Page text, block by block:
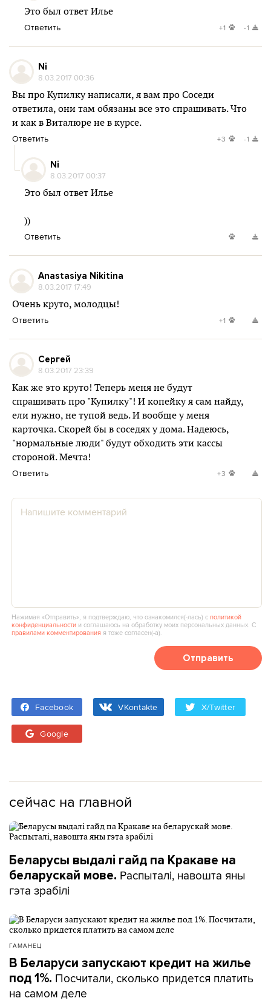
Это был ответ Илье
Ответить +1 -1
Ni
8.03.2017 00:36
Вы про Купилку написали, я вам про Соседи
ответила, они там обязаны все это спрашивать. Что
и как в Виталюре не в курсе.
Ответить +3 -1
Ni
8.03.2017 00:37
Это был ответ Илье
))
Ответить
Anastasiya Nikitina
8.03.2017 17:49
Очень круто, молодцы!
Ответить +1
Сергей
8.03.2017 23:39
Как же это круто! Теперь меня не будут
спрашивать про "Купилку"! И копейку я сам найду,
ели нужно, не тупой ведь. И вообще у меня
карточка. Скорей бы в соседях у дома. Надеюсь,
"нормальные люди" будут обходить эти кассы
стороной. Мечта!
Ответить +3
Нажимая «Отправить», я подтверждаю, что ознакомился(‑лась) сполитикой
конфиденциальности и соглашаюсь на обработку моих персональных данных. С
правилами комментирования я тоже согласен(‑а).
Отправить
Facebook VKontakte X/Twitter
Google
сейчас на главной
Беларусы выдалі гайд па Кракаве на
беларускай мове. Распыталі, навошта яны
гэта зрабілі
ГАМАНЕЦ
В Беларуси запускают кредит на жилье
под 1%. Посчитали, сколько придется платить
на самом деле